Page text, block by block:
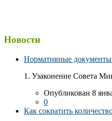
Новости
Нормативные
1. Узаконение Совета
Опубликован 8
0
Как сократить